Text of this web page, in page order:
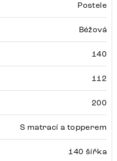
Postele
Béžová
140
112
200
S matrací a topperem
140 šířka